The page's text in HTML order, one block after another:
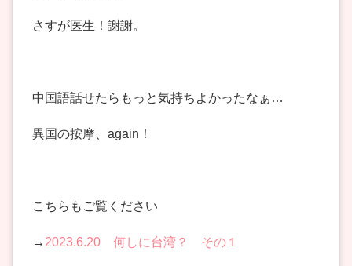
さすが医生！謝謝。
中国語話せたらもっと気持ちよかったなぁ…
異国の按摩、again！
こちらもご覧ください
→ 2023.6.20 何しに台湾？ その１